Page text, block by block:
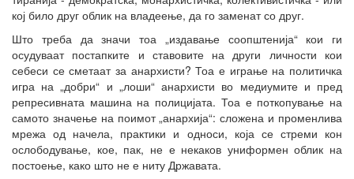
кој било друг облик на владеење, да го заменат со друг.
Што треба да значи тоа „издавање соопштенија“ кои ги
осудуваат постапките и ставовите на други личности кои
себеси се сметаат за анархисти? Тоа е играње на политичка
игра на „добри“ и „лоши“ анархисти во медиумите и пред
репресивната машина на полицијата. Тоа е поткопување на
самото значење на поимот „анархија“: сложена и променлива
мрежа од начела, практики и односи, која се стреми кон
ослободување, кое, пак, не е некаков униформен облик на
постоење, како што не е ниту Државата.